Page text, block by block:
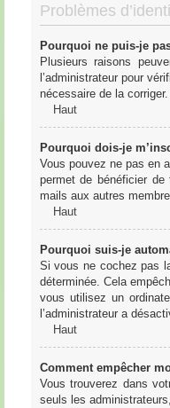
Problèmes
Pourquoi ne puis-je
Plusieurs raisons
l’administrateur pour
nécessaire de la corriger.
Haut
Pourquoi dois-je
Vous pouvez ne pas en
permet de bénéficier de
mails aux autres
Haut
Pourquoi suis-je
Si vous ne cochez pas
déterminée. Cela
vous utilisez un
l’administrateur a
Haut
Comment empêcher
Vous trouverez dans
seuls les